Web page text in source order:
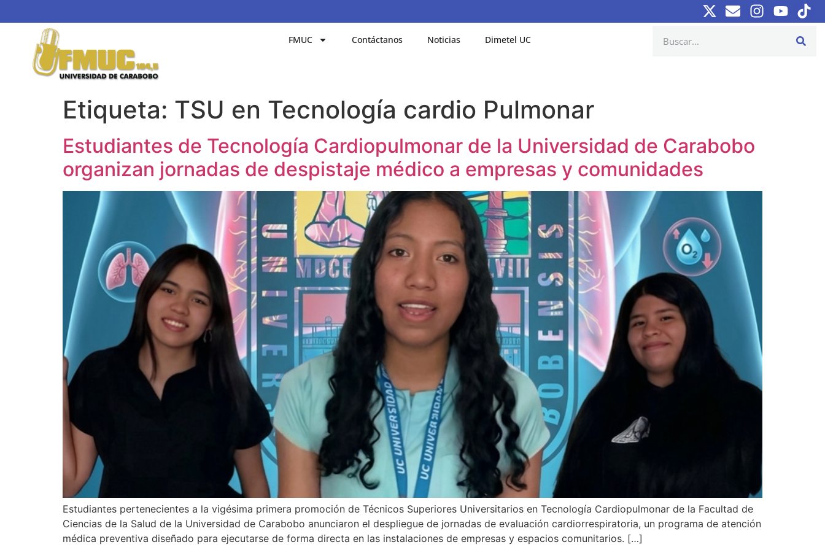
FMUC Contáctanos Noticias Dimetel UC
Etiqueta: TSU en Tecnología cardio Pulmonar
Estudiantes de Tecnología Cardiopulmonar de la Universidad de Carabobo
organizan jornadas de despistaje médico a empresas y comunidades
Estudiantes pertenecientes a la vigésima primera promoción de Técnicos Superiores Universitarios en Tecnología Cardiopulmonar de la Facultad de
Ciencias de la Salud de la Universidad de Carabobo anunciaron el despliegue de jornadas de evaluación cardiorrespiratoria, un programa de atención
médica preventiva diseñado para ejecutarse de forma directa en las instalaciones de empresas y espacios comunitarios. […]